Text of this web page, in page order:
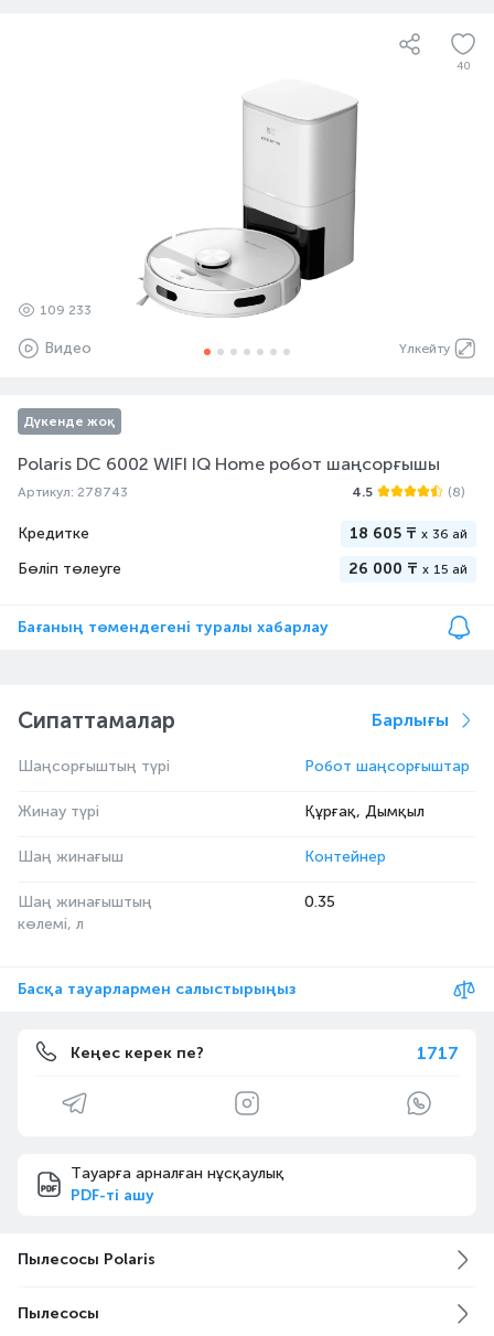
40
Үлкейту
109 233
Видео
Дүкенде жоқ
Polaris DC 6002 WIFI IQ Home робот шаңсорғышы
Артикул: 278743 4.5 (8)
Кредитке 18 605 ₸ x 36 ай
Бөліп төлеуге 26 000 ₸ x 15 ай
Бағаның төмендегені туралы хабарлау
Сипаттамалар Барлығы
Шаңсорғыштың түрі Робот шаңсорғыштар
Жинау түрі Құрғақ, Дымқыл
Шаң жинағыш Контейнер
Шаң жинағыштың
көлемі, л
0.35
Басқа тауарлармен салыстырыңыз
Кеңес керек пе? 1717
Тауарға арналған нұсқаулық
PDF-ті ашу
Пылесосы Polaris
Пылесосы